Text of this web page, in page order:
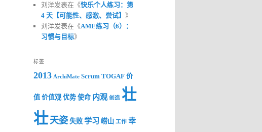
刘洋发表在《快乐个人练习：第
4 天【可能性、感激、尝试】 》
刘洋发表在《AME练习（6）：
习惯与目标》
标签
2013 ArchiMate Scrum TOGAF 价
值 价值观 优势 使命 内观 创造 壮
壮 天姿 失败 学习 崂山 工作 幸